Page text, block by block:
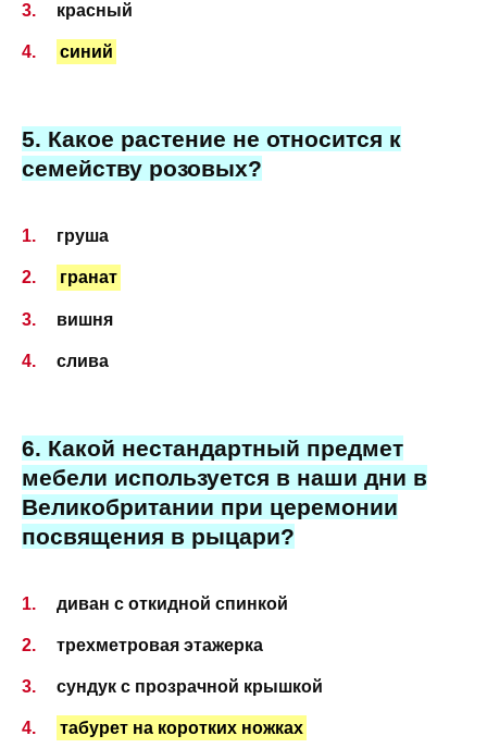
красный
синий
5. Какое растение не относится к
семейству розовых?
груша
гранат
вишня
слива
6. Какой нестандартный предмет
мебели используется в наши дни в
Великобритании при церемонии
посвящения в рыцари?
диван с откидной спинкой
трехметровая этажерка
сундук с прозрачной крышкой
табурет на коротких ножках